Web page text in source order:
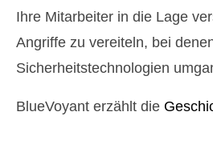
Ihre Mitarbeiter in die Lage
Angriffe zu vereiteln, bei
Sicherheitstechnologien
BlueVoyant erzählt die